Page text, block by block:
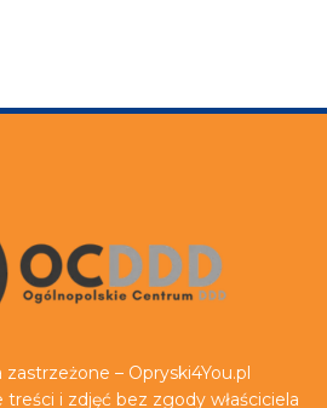
– Opryski4You.pl
i zdjęć bez zgody właściciela